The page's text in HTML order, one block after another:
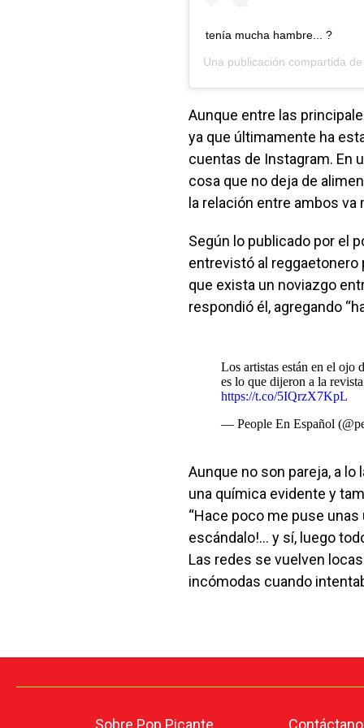
tenía mucha hambre... ?
Una publicación compartida
Aunque entre las
ya que últimamente ha
cuentas de Instagram. En
cosa que no deja de
la relación entre ambos
Según lo publicado por el
entrevistó al reggaetonero
que exista un noviazgo
respondió él, agregando
Los artistas están en el ojo
es lo que dijeron a la
https://t.co/5IQrzX7KpL
— People En Español
Aunque no son pareja, a
una química evidente y
“Hace poco me puse
escándalo!... y sí, luego
Las redes se vuelven
incómodas cuando
Sobre Pop Picante